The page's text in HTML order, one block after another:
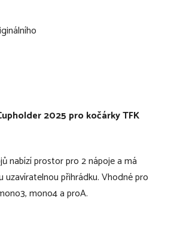
2025 pro kočárky TFK
nabízí prostor pro 2 nápoje a má
přihrádku. Vhodné pro
mono4 a proA.